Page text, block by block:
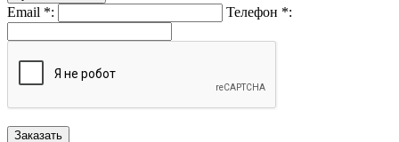
Email *: Телефон *: